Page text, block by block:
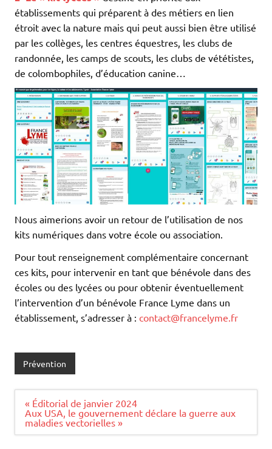
établissements qui préparent à des métiers en lien
étroit avec la nature mais qui peut aussi bien être utilisé
par les collèges, les centres équestres, les clubs de
randonnée, les camps de scouts, les clubs de vététistes,
de colombophiles, d’éducation canine…
Nous aimerions avoir un retour de l’utilisation de nos
kits numériques dans votre école ou association.
Pour tout renseignement complémentaire concernant
ces kits, pour intervenir en tant que bénévole dans des
écoles ou des lycées ou pour obtenir éventuellement
l’intervention d’un bénévole France Lyme dans un
établissement, s’adresser à : contact@francelyme.fr
Prévention
Navigation
de
l’article
« Éditorial de janvier 2024
Aux USA, le gouvernement déclare la guerre aux
maladies vectorielles »